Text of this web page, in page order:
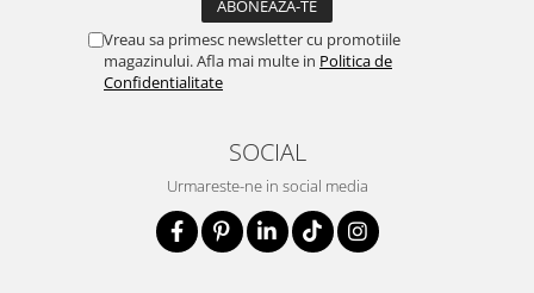
Vreau sa primesc newsletter cu promotiile
magazinului. Afla mai multe in Politica de
Confidentialitate
SOCIAL
Urmareste-ne in social media